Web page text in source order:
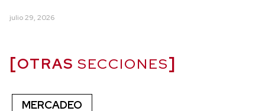
julio 29, 2026
OTRAS SECCIONES
MERCADEO